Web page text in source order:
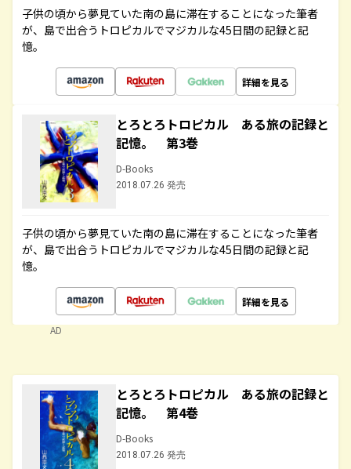
子供の頃から夢見ていた南の島に滞在することになった筆者
が、島で出合うトロピカルでマジカルな45日間の記録と記
憶。
詳細を見る
とろとろトロピカル ある旅の記録と
記憶。 第3巻
D-Books
2018.07.26 発売
子供の頃から夢見ていた南の島に滞在することになった筆者
が、島で出合うトロピカルでマジカルな45日間の記録と記
憶。
詳細を見る
AD
とろとろトロピカル ある旅の記録と
記憶。 第4巻
D-Books
2018.07.26 発売